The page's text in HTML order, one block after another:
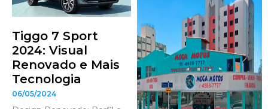
Tiggo 7 Sport
2024: Visual
Renovado e Mais
Tecnologia
06/05/2024